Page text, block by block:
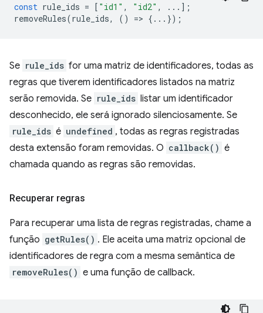
const rule_ids = [ "id1" , "id2" ,
...];
removeRules(rule_ids, () => {...});
Se rule_ids for uma matriz de identificadores, todas as
regras que tiverem identificadores listados na matriz
serão removida. Se rule_ids listar um identificador
desconhecido, ele será ignorado silenciosamente. Se
rule_ids é undefined , todas as regras registradas
desta extensão foram removidas. O callback() é
chamada quando as regras são removidas.
Recuperar regras
Para recuperar uma lista de regras registradas, chame a
função getRules() . Ele aceita uma matriz opcional de
identificadores de regra com a mesma semântica de
removeRules() e uma função de callback.